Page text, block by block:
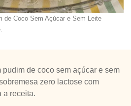
de Coco Sem Açúcar e Sem Leite
de coco sem açúcar e sem
zero lactose com
a receita.